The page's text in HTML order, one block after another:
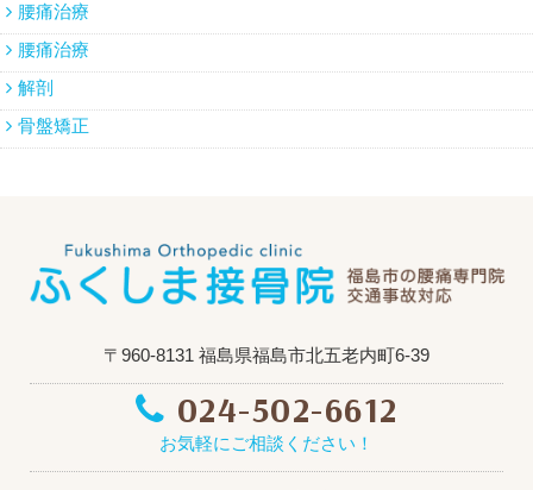
腰痛治療
腰痛治療
解剖
骨盤矯正
〒960-8131 福島県福島市北五老内町6-39
024-502-6612
お気軽にご相談ください！